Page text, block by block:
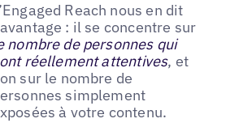
Reach nous en dit
: il se concentre sur
nombre de personnes qui
réellement attentives, et
sur le nombre de
simplement
à votre contenu.